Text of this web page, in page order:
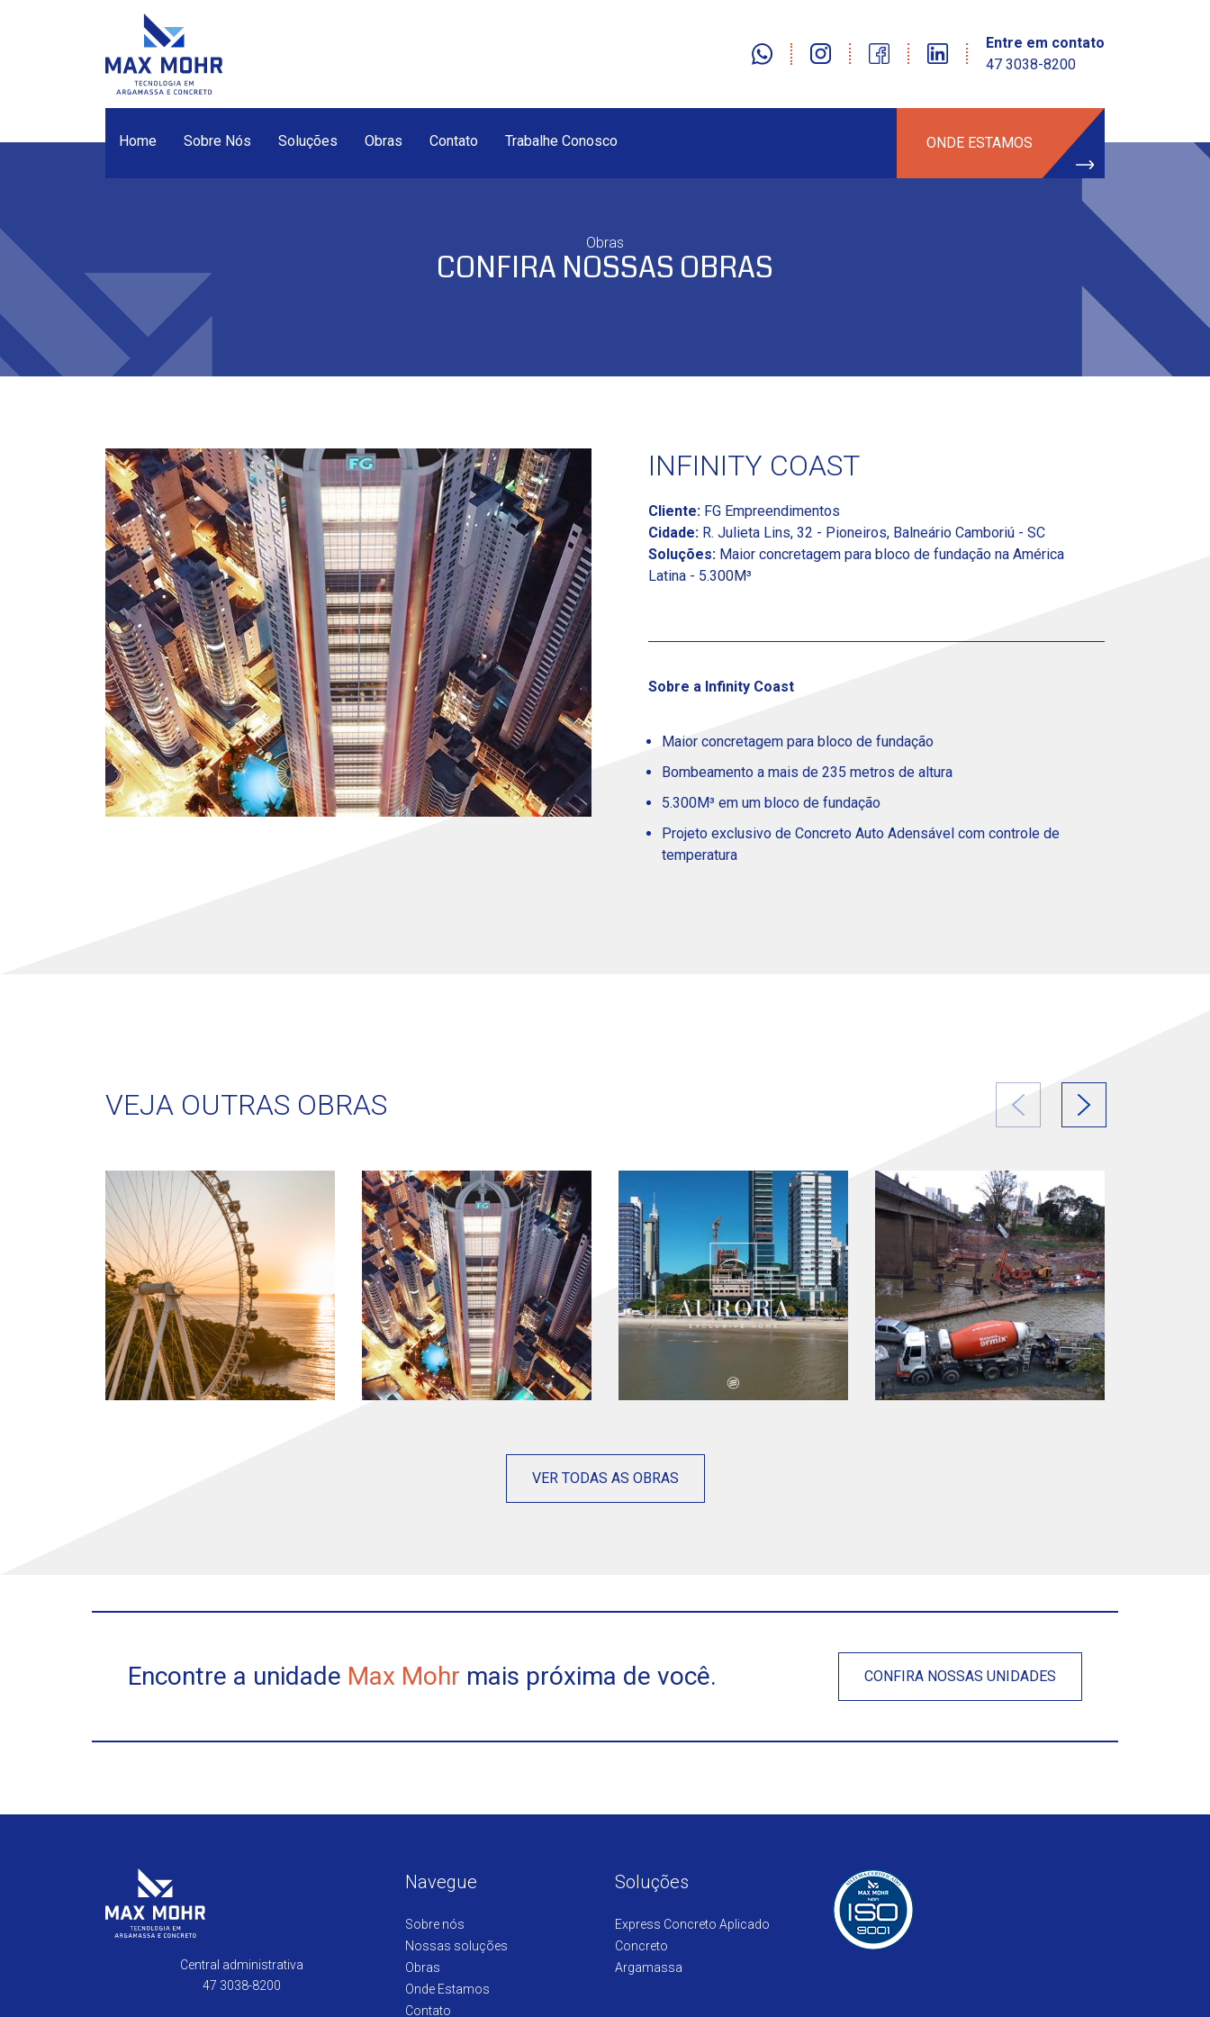
Entre em contato
47 3038-8200
Home Sobre Nós Soluções Obras Contato Trabalhe Conosco ONDE ESTAMOS
Obras
CONFIRA NOSSAS OBRAS
INFINITY COAST
Cliente: FG Empreendimentos
Cidade: R. Julieta Lins, 32 - Pioneiros, Balneário Camboriú - SC
Soluções: Maior concretagem para bloco de fundação na América
Latina - 5.300M³
Sobre a Infinity Coast
Maior concretagem para bloco de fundação
Bombeamento a mais de 235 metros de altura
5.300M³ em um bloco de fundação
Projeto exclusivo de Concreto Auto Adensável com controle de
temperatura
VEJA OUTRAS OBRAS
VER TODAS AS OBRAS
Encontre a unidade Max Mohr mais próxima de você. CONFIRA NOSSAS UNIDADES
Central administrativa
47 3038-8200
Navegue
Sobre nós
Nossas soluções
Obras
Onde Estamos
Contato
Soluções
Express Concreto Aplicado
Concreto
Argamassa